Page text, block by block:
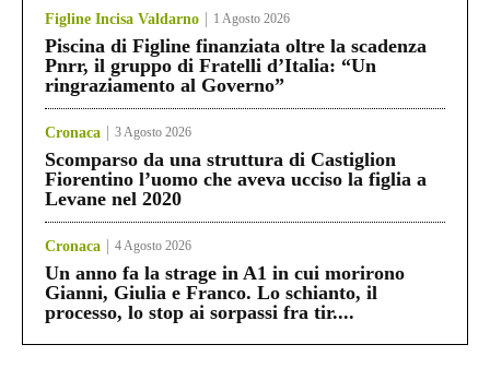
Figline Incisa Valdarno 1 Agosto 2026
Piscina di Figline finanziata oltre la scadenza
Pnrr, il gruppo di Fratelli d’Italia: “Un
ringraziamento al Governo”
Cronaca 3 Agosto 2026
Scomparso da una struttura di Castiglion
Fiorentino l’uomo che aveva ucciso la figlia a
Levane nel 2020
Cronaca 4 Agosto 2026
Un anno fa la strage in A1 in cui morirono
Gianni, Giulia e Franco. Lo schianto, il
processo, lo stop ai sorpassi fra tir....